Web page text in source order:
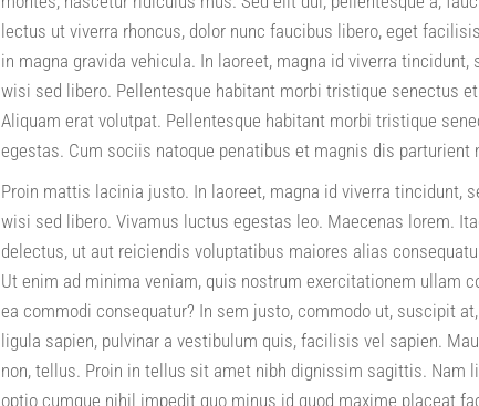
lectus ut viverra rhoncus, dolor nunc faucibus libero, eget
in magna gravida vehicula. In laoreet, magna id viverra
wisi sed libero. Pellentesque habitant morbi tristique senectus
Aliquam erat volutpat. Pellentesque habitant morbi tristique
egestas. Cum sociis natoque penatibus et magnis dis
Proin mattis lacinia justo. In laoreet, magna id viverra tincidunt,
wisi sed libero. Vivamus luctus egestas leo. Maecenas lorem.
delectus, ut aut reiciendis voluptatibus maiores alias
Ut enim ad minima veniam, quis nostrum exercitationem ullam
ea commodi consequatur? In sem justo, commodo ut, suscipit
ligula sapien, pulvinar a vestibulum quis, facilisis vel sapien.
non, tellus. Proin in tellus sit amet nibh dignissim sagittis. Nam
optio cumque nihil impedit quo minus id quod maxime placeat